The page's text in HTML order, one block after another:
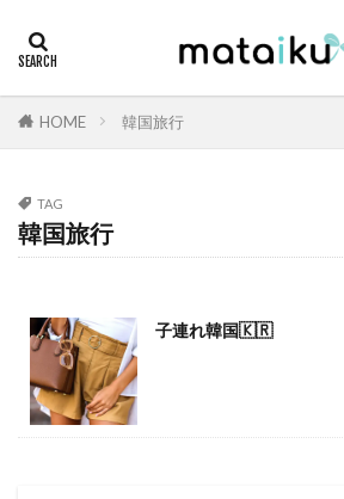
HOME 韓国旅行
TAG
韓国旅行
子連れ韓国🇰🇷